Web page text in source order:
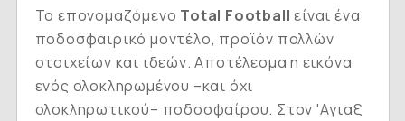
Το επονομαζόμενο Total Football είναι ένα
ποδοσφαιρικό μοντέλο, προϊόν πολλών
στοιχείων και ιδεών. Αποτέλεσμα η εικόνα
ενός ολοκληρωμένου –και όχι
ολοκληρωτικού– ποδοσφαίρου. Στον 'Aγιαξ